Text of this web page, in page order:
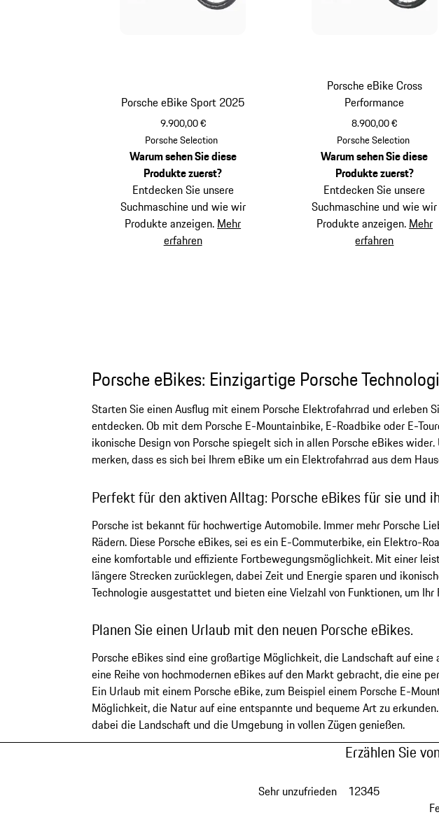
Porsche eBike Sport 2025
9.900,00 €
beige
Porsche Selection
Warum sehen Sie diese
Produkte zuerst?
Entdecken Sie unsere
Suchmaschine und wie wir
Produkte anzeigen. Mehr
erfahren
Porsche eBike Cross
Performance
8.900,00 €
Porsche Selection
Warum sehen Sie diese
Produkte zuerst?
Entdecken Sie unsere
Suchmaschine und wie wir
Produkte anzeigen. Mehr
erfahren
Porsche eBikes: Einzigartige Porsche
Starten Sie einen Ausflug mit einem Porsche Elektrofahrrad und erleben
entdecken. Ob mit dem Porsche E-Mountainbike, E-Roadbike oder E-
ikonische Design von Porsche spiegelt sich in allen Porsche eBikes
merken, dass es sich bei Ihrem eBike um ein Elektrofahrrad aus dem
Perfekt für den aktiven Alltag: Porsche eBikes für sie und
Porsche ist bekannt für hochwertige Automobile. Immer mehr Porsche
Rädern. Diese Porsche eBikes, sei es ein E-Commuterbike, ein Elektro-
eine komfortable und effiziente Fortbewegungsmöglichkeit. Mit einer
längere Strecken zurücklegen, dabei Zeit und Energie sparen und
Technologie ausgestattet und bieten eine Vielzahl von Funktionen, um
Planen Sie einen Urlaub mit den neuen Porsche eBikes.
Porsche eBikes sind eine großartige Möglichkeit, die Landschaft auf
eine Reihe von hochmodernen eBikes auf den Markt gebracht, die eine
Ein Urlaub mit einem Porsche eBike, zum Beispiel einem Porsche E-
Möglichkeit, die Natur auf eine entspannte und bequeme Art zu
dabei die Landschaft und die Umgebung in vollen Zügen genießen.
Erzählen Sie
Sehr unzufrieden 12345